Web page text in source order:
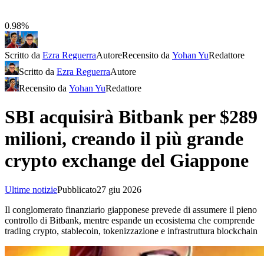
0.98%
Scritto da Ezra ReguerraAutoreRecensito da Yohan YuRedattore
Scritto da Ezra ReguerraAutore
Recensito da Yohan YuRedattore
SBI acquisirà Bitbank per $289
milioni, creando il più grande
crypto exchange del Giappone
Ultime notiziePubblicato27 giu 2026
Il conglomerato finanziario giapponese prevede di assumere il pieno
controllo di Bitbank, mentre espande un ecosistema che comprende
trading crypto, stablecoin, tokenizzazione e infrastruttura blockchain